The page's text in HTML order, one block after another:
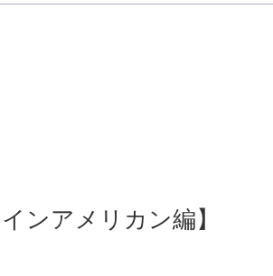
ンアメリカン編】